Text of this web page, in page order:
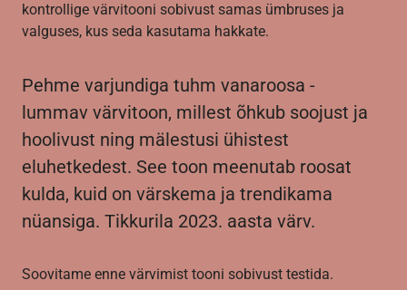
kontrollige värvitooni sobivust samas ümbruses ja
valguses, kus seda kasutama hakkate.
Pehme varjundiga tuhm vanaroosa -
lummav värvitoon, millest õhkub soojust ja
hoolivust ning mälestusi ühistest
eluhetkedest. See toon meenutab roosat
kulda, kuid on värskema ja trendikama
nüansiga. Tikkurila 2023. aasta värv.
Soovitame enne värvimist tooni sobivust testida.